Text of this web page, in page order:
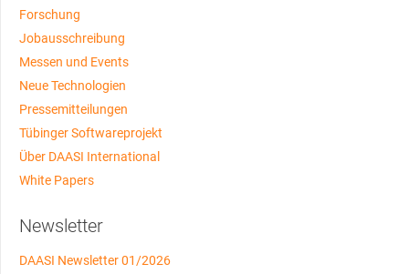
Forschung
Jobausschreibung
Messen und Events
Neue Technologien
Pressemitteilungen
Tübinger Softwareprojekt
Über DAASI International
White Papers
Newsletter
DAASI Newsletter 01/2026